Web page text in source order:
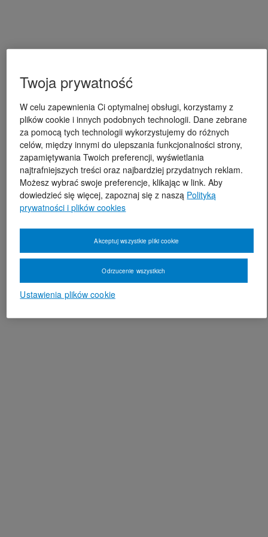
Twoja prywatność
W celu zapewnienia Ci optymalnej obsługi, korzystamy z
plików cookie i innych podobnych technologii. Dane zebrane
za pomocą tych technologii wykorzystujemy do różnych
celów, między innymi do ulepszania funkcjonalności strony,
zapamiętywania Twoich preferencji, wyświetlania
najtrafniejszych treści oraz najbardziej przydatnych reklam.
Możesz wybrać swoje preferencje, klikając w link. Aby
dowiedzieć się więcej, zapoznaj się z naszą Polityką
prywatności i plików cookies
Ustawienia plików cookie
Odrzucenie wszystkich
Akceptuj wszystkie pliki cookie